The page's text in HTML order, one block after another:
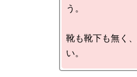
う。
靴も靴下も無く